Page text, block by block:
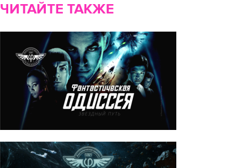
ЧИТАЙТЕ ТАКЖЕ